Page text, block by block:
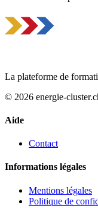
La plateforme de
© 2026 energie-
Aide
Contact
Informations légales
Mentions légales
Politique de